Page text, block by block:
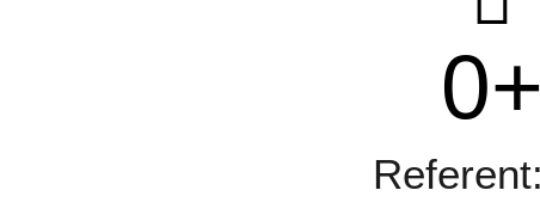
0+